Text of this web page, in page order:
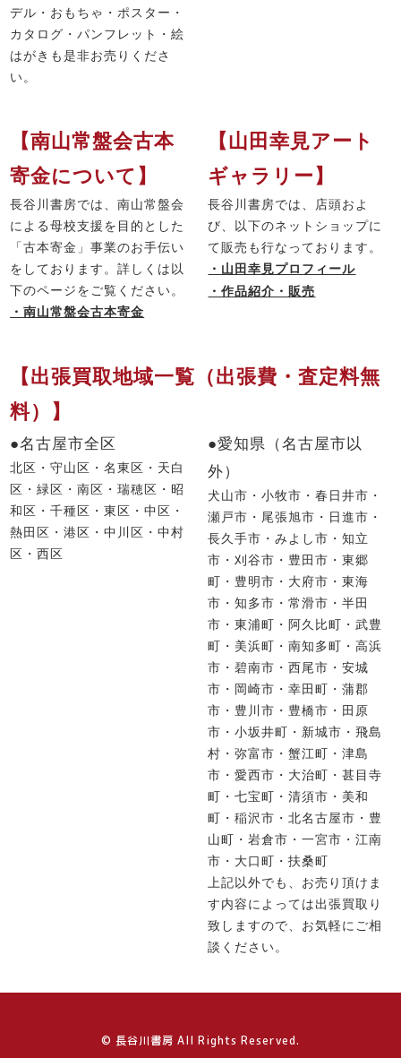
デル・おもちゃ・ポスター・
カタログ・パンフレット・絵
はがきも是非お売りくださ
い。
【南山常盤会古本
寄金について】
長谷川書房では、南山常盤会
による母校支援を目的とした
「古本寄金」事業のお手伝い
をしております。詳しくは以
下のページをご覧ください。
・南山常盤会古本寄金
【山田幸見アート
ギャラリー】
長谷川書房では、店頭およ
び、以下のネットショップに
て販売も行なっております。
・山田幸見プロフィール
・作品紹介・販売
【出張買取地域一覧（出張費・査定料無
料）】
●名古屋市全区
北区・守山区・名東区・天白
区・緑区・南区・瑞穂区・昭
和区・千種区・東区・中区・
熱田区・港区・中川区・中村
区・西区
●愛知県（名古屋市以
外）
犬山市・小牧市・春日井市・
瀬戸市・尾張旭市・日進市・
長久手市・みよし市・知立
市・刈谷市・豊田市・東郷
町・豊明市・大府市・東海
市・知多市・常滑市・半田
市・東浦町・阿久比町・武豊
町・美浜町・南知多町・高浜
市・碧南市・西尾市・安城
市・岡崎市・幸田町・蒲郡
市・豊川市・豊橋市・田原
市・小坂井町・新城市・飛島
村・弥富市・蟹江町・津島
市・愛西市・大治町・甚目寺
町・七宝町・清須市・美和
町・稲沢市・北名古屋市・豊
山町・岩倉市・一宮市・江南
市・大口町・扶桑町
上記以外でも、お売り頂けま
す内容によっては出張買取り
致しますので、お気軽にご相
談ください。
© 長谷川書房 All Rights Reserved.